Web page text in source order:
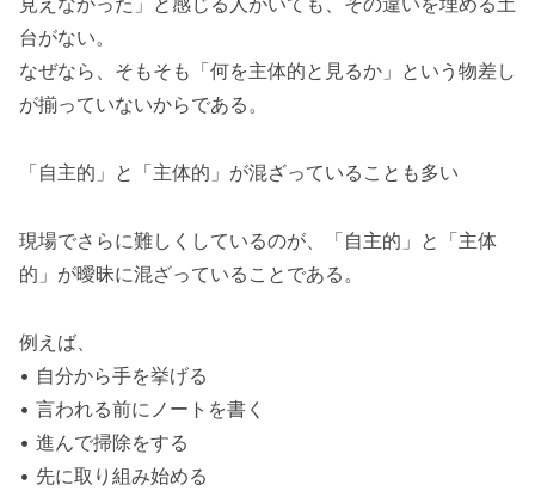
台がない。
なぜなら、そもそも「何を主体的と見るか」という物差し
が揃っていないからである。
「自主的」と「主体的」が混ざっていることも多い
現場でさらに難しくしているのが、「自主的」と「主体
的」が曖昧に混ざっていることである。
例えば、
• 自分から手を挙げる
• 言われる前にノートを書く
• 進んで掃除をする
• 先に取り組み始める